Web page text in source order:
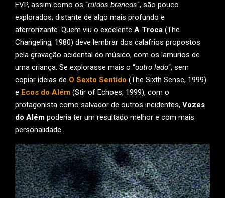
EVP, assim como os “ruídos brancos“, são pouco
explorados, distante de algo mais profundo e
aterrorizante. Quem viu o excelente A Troca (The
Changeling, 1980) deve lembrar dos calafrios propostos
pela gravação acidental do músico, com os lamurios de
uma criança. Se explorasse mais o “outro lado“, sem
copiar ideias de O Sexto Sentido (The Sixth Sense, 1999)
e Ecos do Além (Stir of Echoes, 1999), com o
protagonista como salvador de outros incidentes, Vozes
do Além poderia ter um resultado melhor e com mais
personalidade.